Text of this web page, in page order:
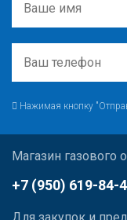
Нажимая кнопку
Магазин газового
+7 (950) 619-84-